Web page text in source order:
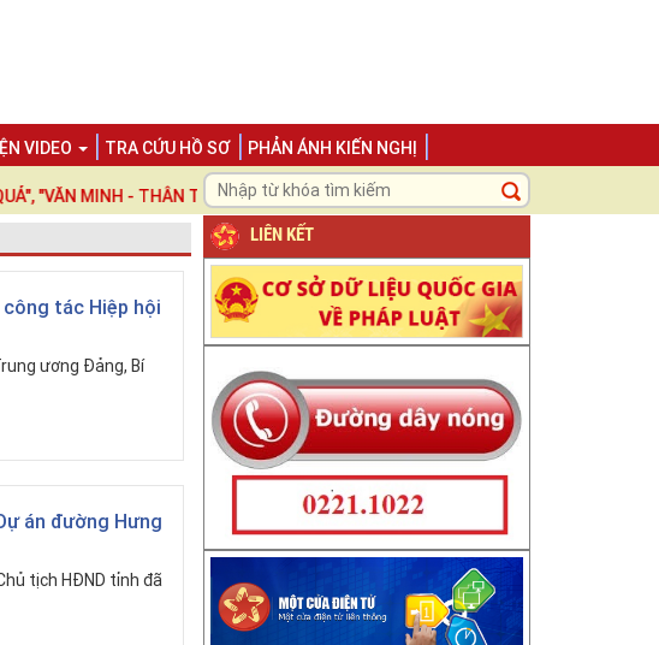
VIDEO TRA CỨU HỒ SƠ PHẢN ÁNH KIẾN NGHỊ
- THÂN THIỆN - TRÁCH NHIỆM ", LẤY NGƯỜI DÂN VÀ DOANH NGHIỆP LÀM
tác Hiệp hội
ương Đảng, Bí
án đường Hưng
tịch HĐND tỉnh đã
LIÊN KẾT